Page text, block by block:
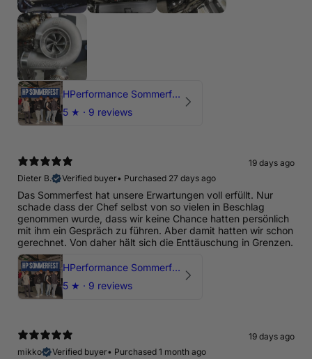
HPerformance Sommerfest 2026
5 ★ · 9 reviews
19 days ago
Dieter B.
Verified buyer• Purchased 27 days ago
Das Sommerfest hat unsere Erwartungen voll erfüllt. Nur
schade dass der Chef selbst von so vielen in Beschlag
genommen wurde, dass wir keine Chance hatten persönlich
mit ihm ein Gespräch zu führen. Aber damit hatten wir schon
gerechnet. Von daher hält sich die Enttäuschung in Grenzen.
HPerformance Sommerfest 2026
5 ★ · 9 reviews
19 days ago
mikko
Verified buyer• Purchased 1 month ago